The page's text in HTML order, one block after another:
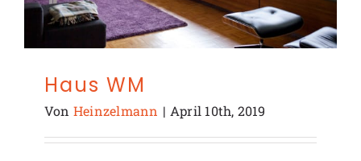
Haus WM
Von Heinzelmann | April 10th, 2019